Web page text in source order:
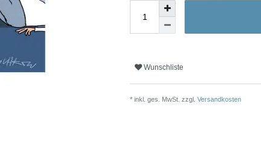
Wunschliste
* inkl. ges. MwSt. zzgl. Versandkosten